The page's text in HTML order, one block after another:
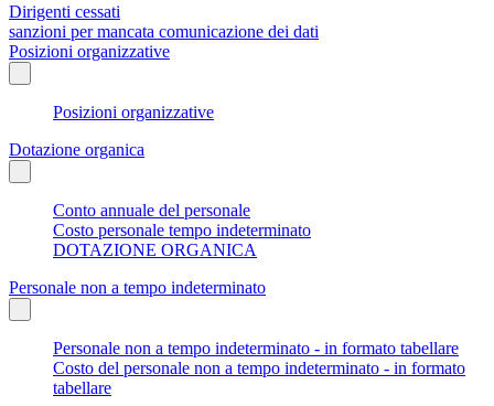
Dirigenti cessati
sanzioni per mancata comunicazione dei dati
Posizioni organizzative
Posizioni organizzative
Dotazione organica
Conto annuale del personale
Costo personale tempo indeterminato
DOTAZIONE ORGANICA
Personale non a tempo indeterminato
Personale non a tempo indeterminato - in formato tabellare
Costo del personale non a tempo indeterminato - in formato
tabellare